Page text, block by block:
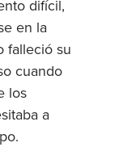
difícil,
en la
falleció su
cuando
los
a